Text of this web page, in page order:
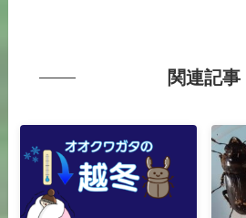
関連記事